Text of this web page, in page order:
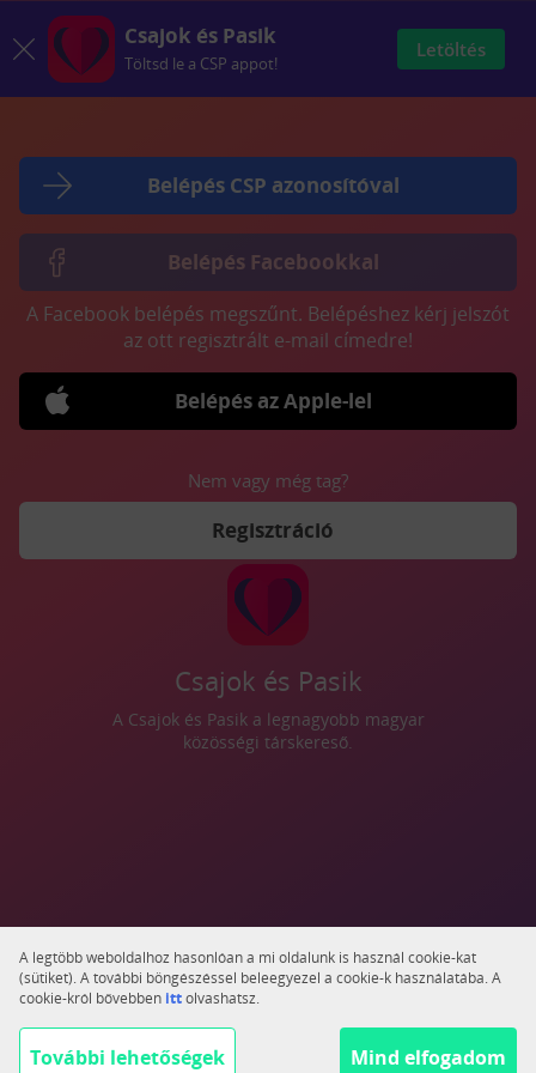
Csajok és Pasik
Töltsd le a CSP appot!
Letöltés
Belépés CSP azonosítóval
Belépés Facebookkal
A Facebook belépés megszűnt. Belépéshez kérj jelszót
az ott regisztrált e-mail címedre!
Belépés az Apple-lel
Nem vagy még tag?
Regisztráció
Csajok és Pasik
A Csajok és Pasik a legnagyobb magyar
közösségi társkereső.
A legtöbb weboldalhoz hasonlóan a mi oldalunk is használ cookie-kat
(sütiket). A további böngészéssel beleegyezel a cookie-k használatába. A
cookie-król bővebben ittolvashatsz.
További lehetőségek Mind elfogadom